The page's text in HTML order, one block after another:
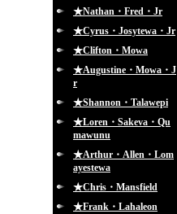
★Nathan・Fred・Jr
★Cyrus・Josytewa・Jr
★Clifton・Mowa
★Augustine・Mowa・J
r
★Shannon・Talawepi
★Loren・Sakeva・Qu
mawunu
★Arthur・Allen・Lom
ayestewa
★Chris・Mansfield
★Frank・Lahaleon